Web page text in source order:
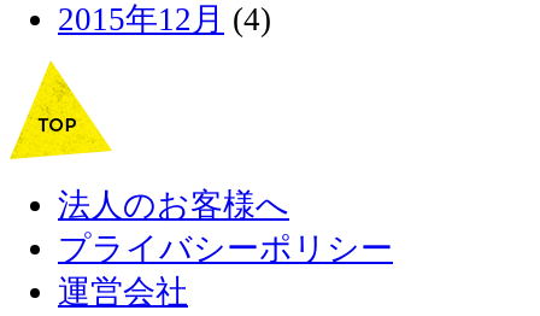
2015年12月 (4)
法人のお客様へ
プライバシーポリシー
運営会社